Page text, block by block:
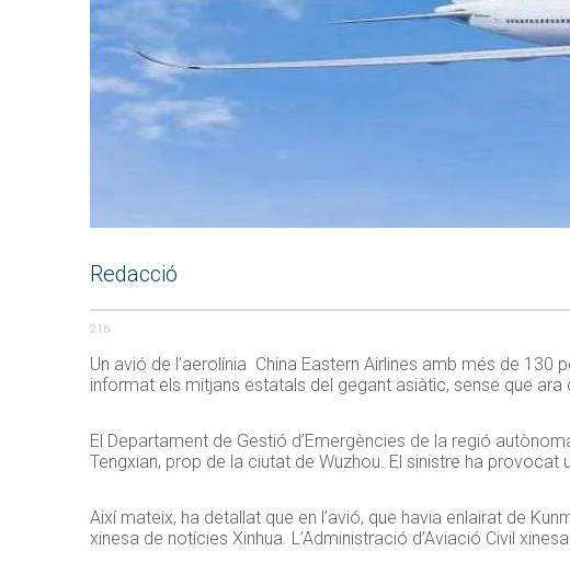
Redacció
216
Un avió de l’aerolínia China Eastern Airlines amb més de 130
informat els mitjans estatals del gegant asiàtic, sense que
El Departament de Gestió d’Emergències de la regió
Tengxian, prop de la ciutat de Wuzhou. El sinistre ha provocat
Així mateix, ha detallat que en l’avió, que havia enlairat de
xinesa de notícies Xinhua. L’Administració d’Aviació Civil